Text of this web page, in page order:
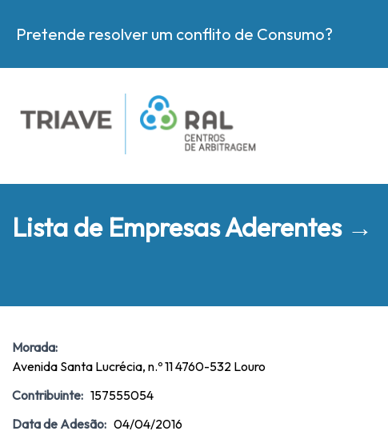
Pretende resolver um conflito de Consumo?
Lista de Empresas Aderentes →
Morada:
Avenida Santa Lucrécia, n.º 11 4760-532 Louro
Contribuinte: 157555054
Data de Adesão: 04/04/2016